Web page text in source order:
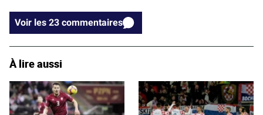
Voir les 23 commentaires
À lire aussi